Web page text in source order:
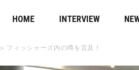
HOME INTERVIEW
> フィッシャーズ内の噂を言及！